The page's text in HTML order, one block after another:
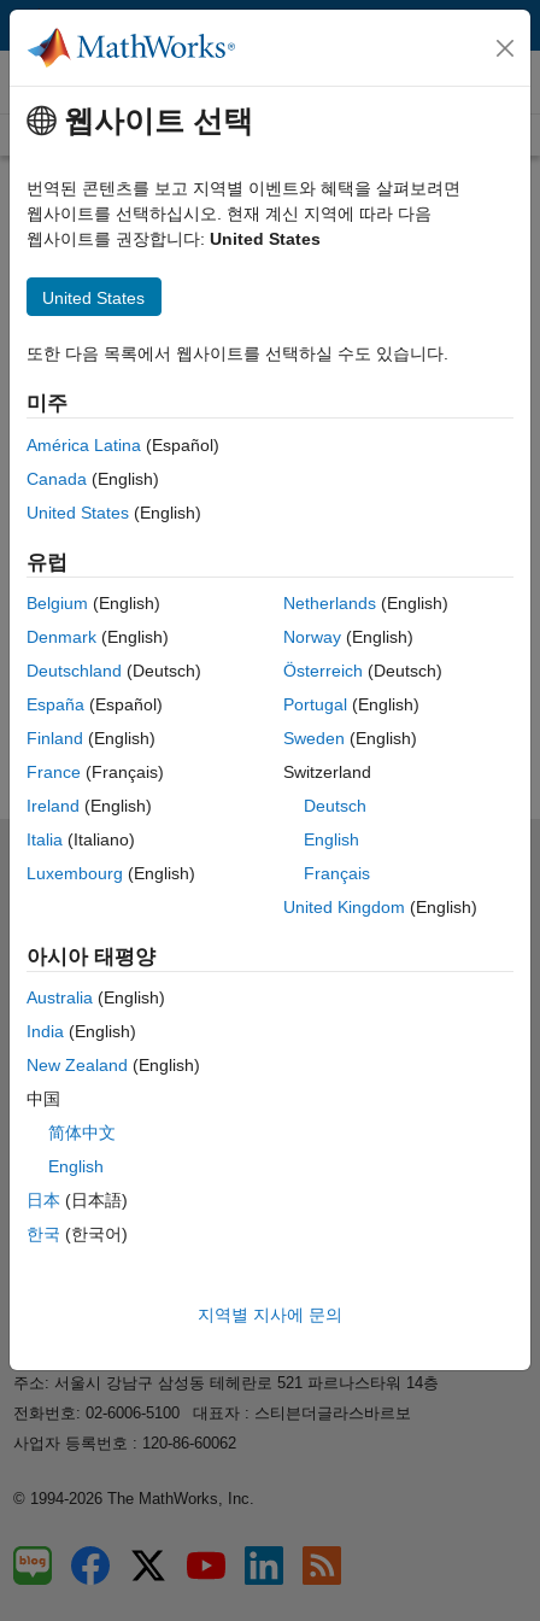
콘텐츠로 바로 가기
비디오
Videos Home Search
Play
Description
What Is Data Acquisition
Toolbox?
Published: 12 Sep 2019
Full Transcript
Related Resources
Feedback
UP NEXT
RELATED VIDEOS
View more related videos
웹사이트 선택
번역된 콘텐츠를 보고 지역별 이벤트와 혜택을 살펴보려면
웹사이트를 선택하십시오. 현재 계신 지역에 따라 다음
웹사이트를 권장합니다: United States
United States
또한 다음 목록에서 웹사이트를 선택하실 수도 있습니다.
미주
América Latina (Español)
Canada (English)
United States (English)
유럽
Belgium (English)
Denmark (English)
Deutschland (Deutsch)
España (Español)
Finland (English)
France (Français)
Ireland (English)
Italia (Italiano)
Luxembourg (English)
Netherlands(English)
Norway(English)
Österreich (Deutsch)
Portugal(English)
Sweden (English)
Switzerland
Deutsch
English
Français
United Kingdom (English)
아시아 태평양
Australia (English)
India (English)
New Zealand (English)
中国
简体中文
English
日本 (日本語)
한국 (한국어)
지역별 지사에 문의
Accelerating the pace of engineering and science
다운로드 및 구매
사용 방법
회사 정보
웹사이트 선택
문의하기
주소: 서울시 강남구 삼성동 테헤란로 521 파르나스타워 14층
전화번호: 02-6006-5100
대표자 : 스티븐더글라스바르보
사업자 등록번호 : 120-86-60062
© 1994-2026 The MathWorks, Inc.